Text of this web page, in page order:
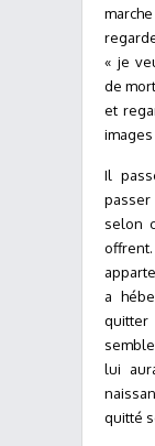
« je
de
et
images
Il
selon
a
quitter
lui
quitté